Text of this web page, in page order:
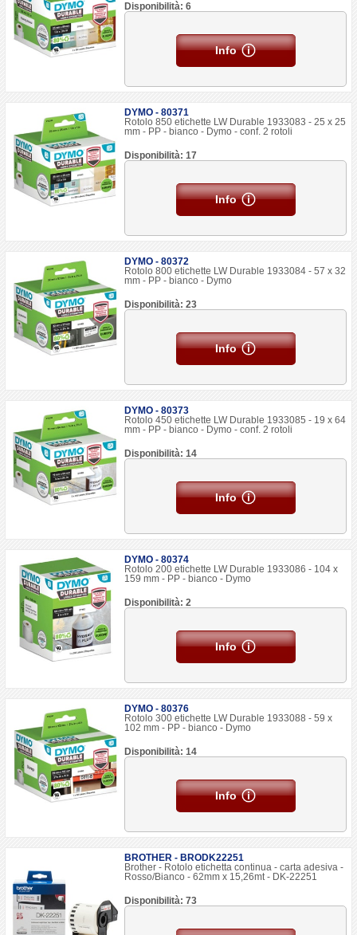
Disponibilità: 6
Info
DYMO - 80371
Rotolo 850 etichette LW Durable 1933083 - 25 x 25
mm - PP - bianco - Dymo - conf. 2 rotoli
Disponibilità: 17
Info
DYMO - 80372
Rotolo 800 etichette LW Durable 1933084 - 57 x 32
mm - PP - bianco - Dymo
Disponibilità: 23
Info
DYMO - 80373
Rotolo 450 etichette LW Durable 1933085 - 19 x 64
mm - PP - bianco - Dymo - conf. 2 rotoli
Disponibilità: 14
Info
DYMO - 80374
Rotolo 200 etichette LW Durable 1933086 - 104 x
159 mm - PP - bianco - Dymo
Disponibilità: 2
Info
DYMO - 80376
Rotolo 300 etichette LW Durable 1933088 - 59 x
102 mm - PP - bianco - Dymo
Disponibilità: 14
Info
BROTHER - BRODK22251
Brother - Rotolo etichetta continua - carta adesiva -
Rosso/Bianco - 62mm x 15,26mt - DK-22251
Disponibilità: 73